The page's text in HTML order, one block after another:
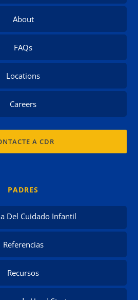
About
FAQs
Locations
Careers
A CDR
PADRES
Del Cuidado Infantil
Referencias
Recursos